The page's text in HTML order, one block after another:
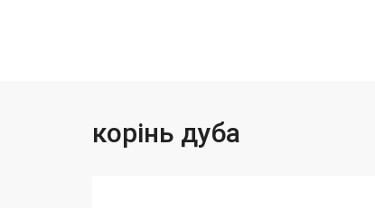
корінь дуба